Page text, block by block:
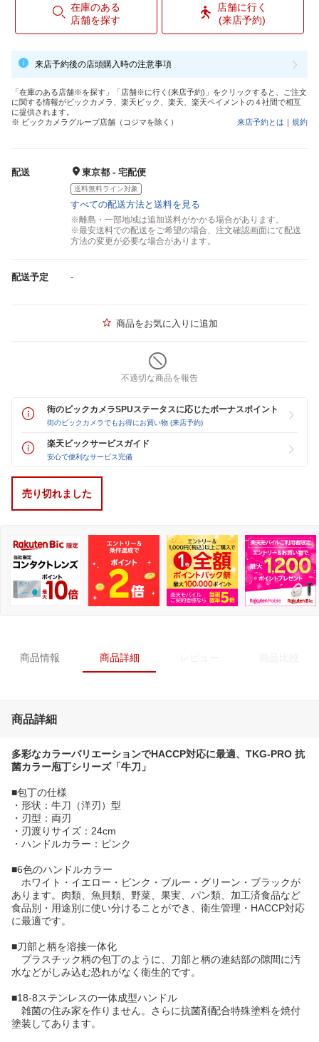
在庫のある
店舗を探す
店舗に行く
(来店予約)
来店予約後の店頭購入時の注意事項
「在庫のある店舗※を探す」「店舗※に行く(来店予約)」をクリックすると、ご注文
に関する情報がビックカメラ、楽天ビック、楽天、楽天ペイメントの４社間で相互
に提供されます。
※ ビックカメラグループ店舗（コジマを除く）
来店予約とは ｜ 規約
配送 東京都 - 宅配便
送料無料ライン対象
すべての配送方法と送料を見る
※離島・一部地域は追加送料がかかる場合があります。
※最安送料での配送をご希望の場合、注文確認画面にて配送
方法の変更が必要な場合があります。
配送予定 -
商品をお気に入りに追加
不適切な商品を報告
街のビックカメラSPUステータスに応じたボーナスポイント
街のビックカメラでもお得にお買い物 (来店予約)
楽天ビックサービスガイド
安心で便利なサービス完備
売り切れました
商品情報 商品詳細
商品詳細
多彩なカラーバリエーションでHACCP対応に最適、TKG-PRO 抗
菌カラー庖丁シリーズ「牛刀」
■包丁の仕様
・形状：牛刀（洋刃）型
・刃型：両刃
・刃渡りサイズ：24cm
・ハンドルカラー：ピンク
■6色のハンドルカラー
ホワイト・イエロー・ピンク・ブルー・グリーン・ブラックが
あります。肉類、魚貝類、野菜、果実、パン類、加工済食品など
食品別・用途別に使い分けることができ、衛生管理・HACCP対応
に最適です。
■刀部と柄を溶接一体化
プラスチック柄の包丁のように、刀部と柄の連結部の隙間に汚
水などがしみ込む恐れがなく衛生的です。
■18-8ステンレスの一体成型ハンドル
雑菌の住み家を作りません。さらに抗菌剤配合特殊塗料を焼付
塗装してあります。